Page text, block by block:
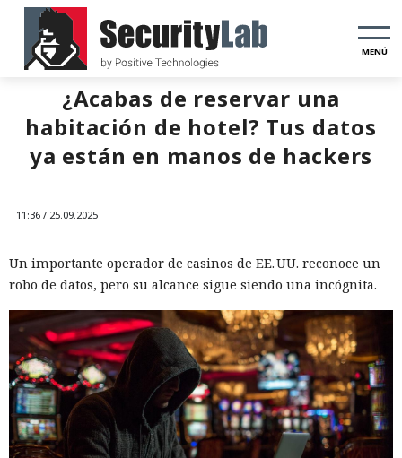
MENÚ
¿Acabas de reservar una
habitación de hotel? Tus datos
ya están en manos de hackers
11:36 / 25.09.2025
Un importante operador de casinos de EE. UU. reconoce un
robo de datos, pero su alcance sigue siendo una incógnita.